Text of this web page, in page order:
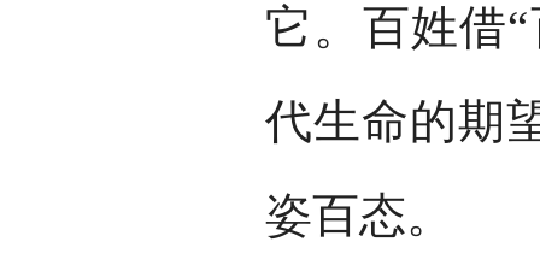
它。百姓借
代生命的期
姿百态。